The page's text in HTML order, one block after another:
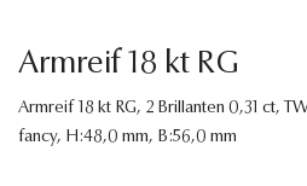
Armreif 18 kt RG
Armreif 18 kt RG, 2 Brillanten 0,31 ct,
fancy, H:48,0 mm, B:56,0 mm